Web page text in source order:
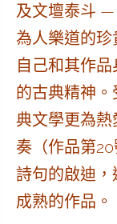
及文壇泰斗 —
為人樂道的
自己和其作
的古典精神
典文學更為熱
奏（作品第
詩句的啟迪
成熟的作品。